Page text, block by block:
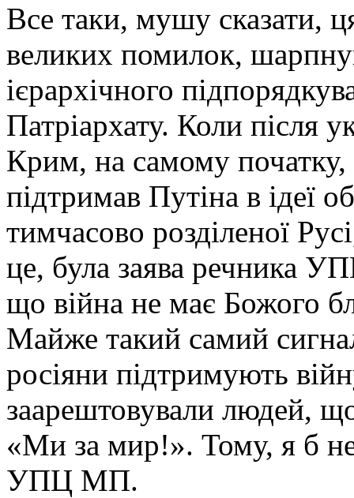
Все таки, мушу сказати,
великих помилок,
ієрархічного
Патріархату. Коли після
Крим, на самому
підтримав Путіна в ідеї
тимчасово розділеної
це, була заява речника
що війна не має Божого
Майже такий самий
росіяни підтримують
заарештовували людей,
«Ми за мир!». Тому, я б
УПЦ МП.